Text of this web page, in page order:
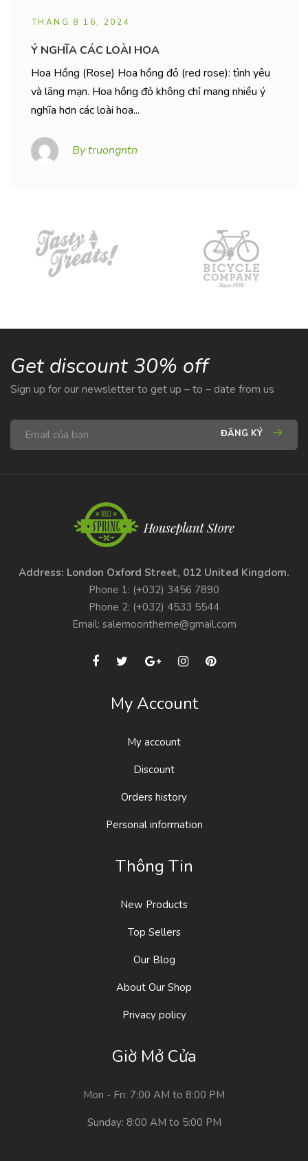
THÁNG 8 16, 2024
Ý NGHĨA CÁC LOÀI HOA
Hoa Hồng (Rose) Hoa hồng đỏ (red rose): tình yêu
và lãng mạn. Hoa hồng đỏ không chỉ mang nhiều ý
nghĩa hơn các loài hoa...
By truongntn
Get discount 30% off
Sign up for our newsletter to get up – to – date from us
ĐĂNG KÝ
Address: London Oxford Street, 012 United Kingdom.
Phone 1: (+032) 3456 7890
Phone 2: (+032) 4533 5544
Email: salemoontheme@gmail.com
My Account
My account
Discount
Orders history
Personal information
Thông Tin
New Products
Top Sellers
Our Blog
About Our Shop
Privacy policy
Giờ Mở Cửa
Mon - Fri: 7:00 AM to 8:00 PM
Sunday: 8:00 AM to 5:00 PM